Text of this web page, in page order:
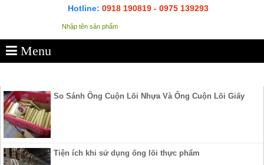
Hotline: 0918 190819 - 0975 139293
Menu
So Sánh Ống Cuộn Lõi Nhựa Và Ống Cuộn Lõi Giấy
Tiện ích khi sử dụng ống lõi thực phẩm